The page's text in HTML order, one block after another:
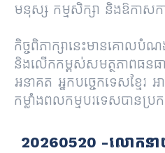
មនុស្ស កម្មសិក្សា និងឱកាសក
កិច្ចពិភាក្សានេះមានគោលបំ
និងលើកកម្ពស់សមត្ថភាពធនធ
អនាគត អ្នកបច្ចេកទេសខ្មែរ
កម្លាំងពលកម្មបរទេសបានប្
20260520 -លោកនា